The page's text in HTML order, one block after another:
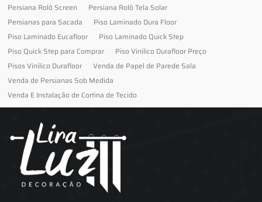
Persiana Rolô Screen
Persiana Rolô Tela Solar
Persianas para Sacada
Piso Laminado Dura Floor
Piso Laminado Eucafloor
Piso Laminado Quick Step
Piso Quick Step para Comprar
Piso Vinilico Durafloor Preço
Pisos Vinilico Durafloor
Venda de Papel de Parede Sala
Venda de Persianas Sob Medida
Venda E Instalação de Cortina de Tecido